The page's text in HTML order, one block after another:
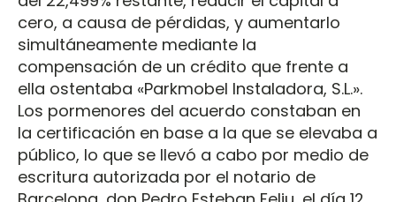
cero, a causa de pérdidas, y aumentarlo
simultáneamente mediante la
compensación de un crédito que frente a
ella ostentaba «Parkmobel Instaladora, S.L.».
Los pormenores del acuerdo constaban en
la certificación en base a la que se elevaba a
público, lo que se llevó a cabo por medio de
escritura autorizada por el notario de